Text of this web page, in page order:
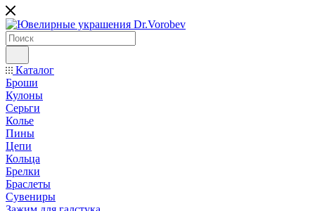
Каталог
Броши
Кулоны
Серьги
Колье
Пины
Цепи
Кольца
Брелки
Браслеты
Сувениры